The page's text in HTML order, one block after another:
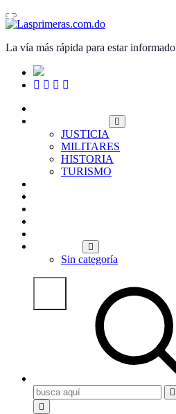
Saltar
al
La vía más rápida para estar informado
JUSTICIA
MILITARES
HISTORIA
TURISMO
Sin categoría
Buscar: